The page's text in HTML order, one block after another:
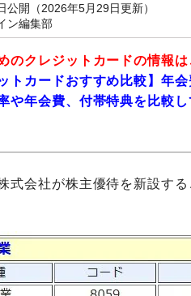
公開（2026年5月29日更新）
ン編集部
のクレジットカードの情報は
トカードおすすめ比較】年
や年会費、付帯特典を比較
式会社が株主優待を新設す